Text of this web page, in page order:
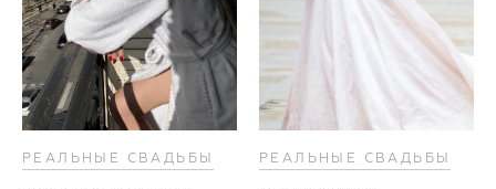
РЕАЛЬНЫЕ СВАДЬБЫ РЕАЛЬНЫЕ СВАДЬБЫ